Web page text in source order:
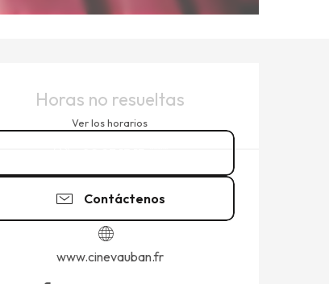
Horas no resueltas
Ver los horarios
Contáctenos
www.cinevauban.fr